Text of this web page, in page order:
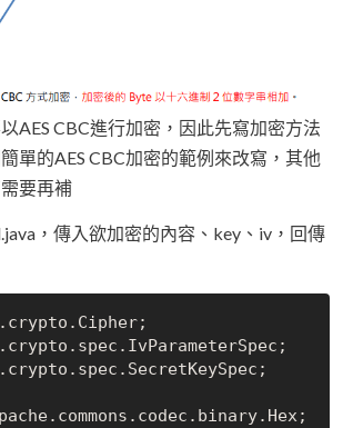
AES CBC進行加密，因此先寫加密方法
單的AES CBC加密的範例來改寫，其他
要再補
，傳入欲加密的內容、key、iv，回傳